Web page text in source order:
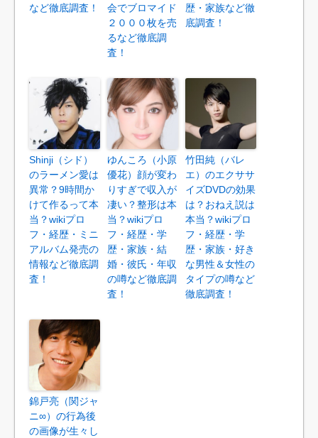
など徹底調査！
会でブロマイド
２０００枚を売
るなど徹底調
査！
歴・家族など徹
底調査！
Shinji（シド）
のラーメン愛は
異常？9時間か
けて作るって本
当？wikiプロ
フ・経歴・ミニ
アルバム発売の
情報など徹底調
査！
ゆんころ（小原
優花）顔が変わ
りすぎで収入が
凄い？整形は本
当？wikiプロ
フ・経歴・学
歴・家族・結
婚・彼氏・年収
の噂など徹底調
査！
竹田純（バレ
エ）のエクササ
イズDVDの効果
は？おねえ説は
本当？wikiプロ
フ・経歴・学
歴・家族・好き
な男性＆女性の
タイプの噂など
徹底調査！
錦戸亮（関ジャ
ニ∞）の行為後
の画像が生々し